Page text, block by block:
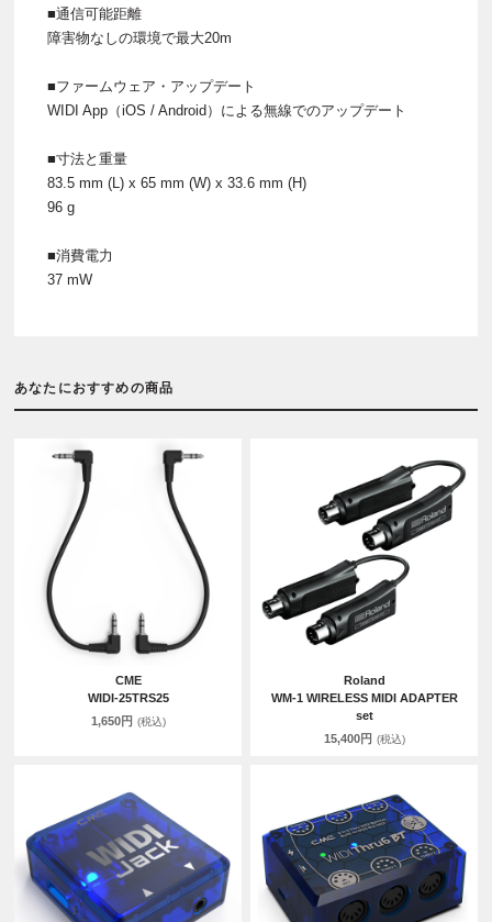
■通信可能距離
障害物なしの環境で最大20m
■ファームウェア・アップデート
WIDI App（iOS / Android）による無線でのアップデート
■寸法と重量
83.5 mm (L) x 65 mm (W) x 33.6 mm (H)
96 g
■消費電力
37 mW
あなたにおすすめの商品
CME
WIDI-25TRS25
1,650円 (税込)
Roland
WM-1 WIRELESS MIDI ADAPTER
set
15,400円 (税込)